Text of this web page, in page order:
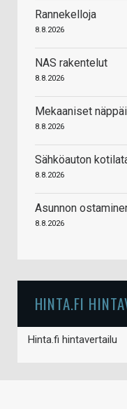
Rannekelloja
8.8.2026
NAS rakentelut
8.8.2026
Mekaaniset
8.8.2026
Sähköauton
8.8.2026
Asunnon
8.8.2026
HINTA.FI
Hinta.fi hintavertailu